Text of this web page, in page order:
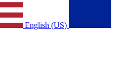
English (US)